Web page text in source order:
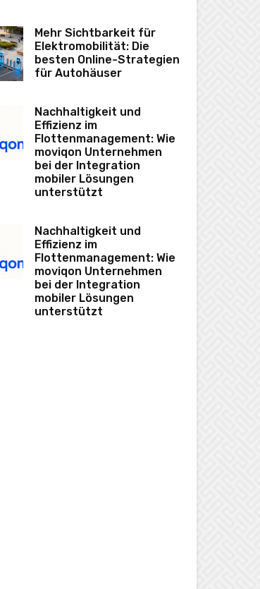
Mehr Sichtbarkeit für
Elektromobilität: Die
besten Online-Strategien
für Autohäuser
Nachhaltigkeit und
Effizienz im
Flottenmanagement: Wie
moviqon Unternehmen
bei der Integration
mobiler Lösungen
unterstützt
Nachhaltigkeit und
Effizienz im
Flottenmanagement: Wie
moviqon Unternehmen
bei der Integration
mobiler Lösungen
unterstützt